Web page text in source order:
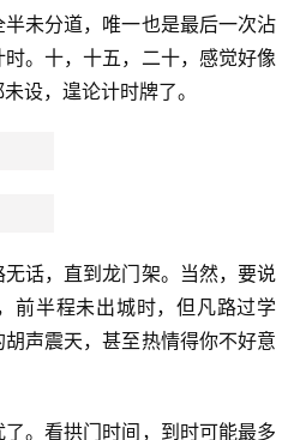
未分道，唯一也是最后一次沾
。十，十五，二十，感觉好像
设，遑论计时牌了。